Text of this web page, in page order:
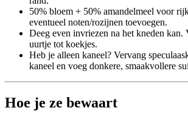
50% bloem + 50% amandelmeel voor
eventueel noten/rozijnen toevoegen.
Deeg even invriezen na het kneden kan.
uurtje tot koekjes.
Heb je alleen kaneel? Vervang
kaneel en voeg donkere, smaakvollere
Hoe je ze bewaart